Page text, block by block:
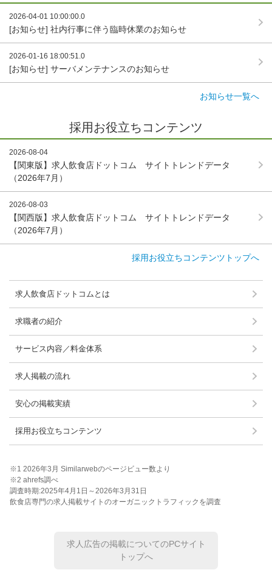
2026-04-01 10:00:00.0
[お知らせ] 社内行事に伴う臨時休業のお知らせ
2026-01-16 18:00:51.0
[お知らせ] サーバメンテナンスのお知らせ
お知らせ一覧へ
採用お役立ちコンテンツ
2026-08-04
【関東版】求人飲食店ドットコム サイトトレンドデータ
（2026年7月）
2026-08-03
【関西版】求人飲食店ドットコム サイトトレンドデータ
（2026年7月）
採用お役立ちコンテンツトップへ
求人飲食店ドットコムとは
求職者の紹介
サービス内容／料金体系
求人掲載の流れ
安心の掲載実績
採用お役立ちコンテンツ
※1 2026年3月 Similarwebのページビュー数より
※2 ahrefs調べ
調査時期:2025年4月1日～2026年3月31日
飲食店専門の求人掲載サイトのオーガニックトラフィックを調査
求人広告の掲載についてのPCサイト
トップへ